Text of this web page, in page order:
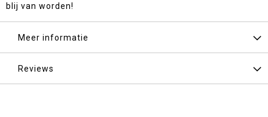
blij van worden!
Meer informatie
Reviews